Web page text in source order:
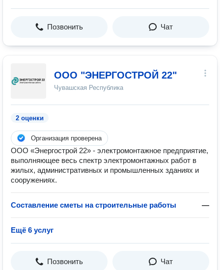
Позвонить Чат
ООО "ЭНЕРГОСТРОЙ 22"
Чувашская Республика
2 оценки
Организация проверена
ООО «Энергострой 22» - электромонтажное предприятие,
выполняющее весь спектр электромонтажных работ в
жилых, административных и промышленных зданиях и
сооружениях.
Составление сметы на строительные работы —
Ещё 6 услуг
Позвонить Чат